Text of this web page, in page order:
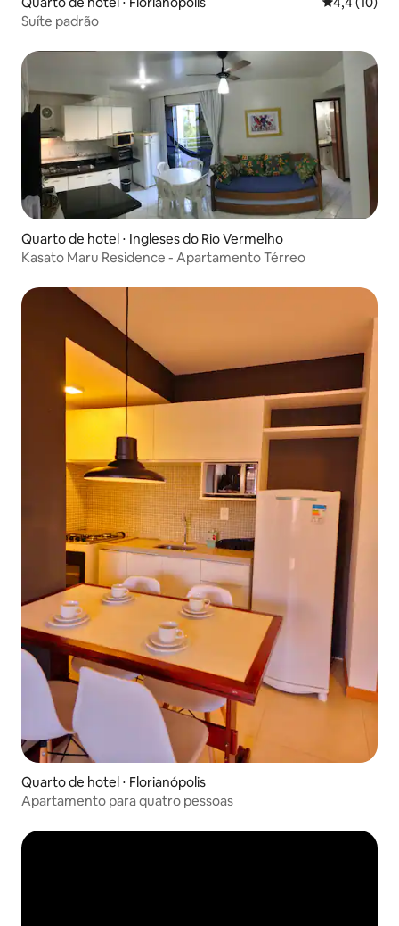
Suíte padrão
Quarto de hotel ⋅ Ingleses do Rio Vermelho
Kasato Maru Residence - Apartamento Térreo
Quarto de hotel ⋅ Florianópolis
Apartamento para quatro pessoas